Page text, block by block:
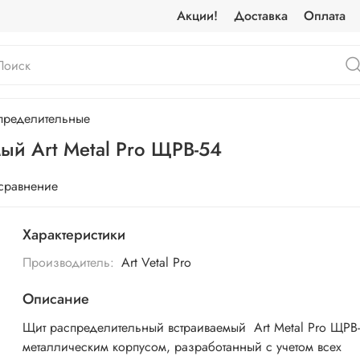
Акции! Доставка Оплата
Art Metal Pro ЩРВ-54
Характеристики
Производитель: Art Vetal Pro
Описание
Щит распределительный встраиваемый Art Metal Pro
металлическим корпусом, разработанный с учетом всех